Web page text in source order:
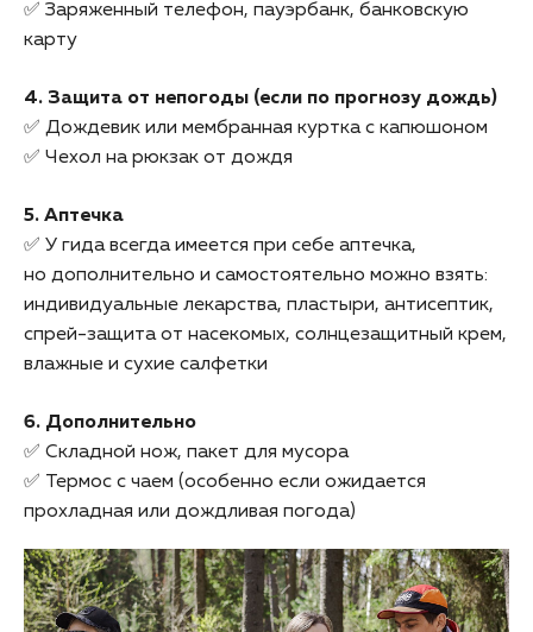
✅ Заряженный телефон, пауэрбанк, банковскую
карту
4. Защита от непогоды (если по прогнозу дождь)
✅ Дождевик или мембранная куртка с капюшоном
✅ Чехол на рюкзак от дождя
5. Аптечка
✅ У гида всегда имеется при себе аптечка,
но дополнительно и самостоятельно можно взять:
индивидуальные лекарства, пластыри, антисептик,
спрей-защита от насекомых, солнцезащитный крем,
влажные и сухие салфетки
6. Дополнительно
✅ Складной нож, пакет для мусора
✅ Термос с чаем (особенно если ожидается
прохладная или дождливая погода)